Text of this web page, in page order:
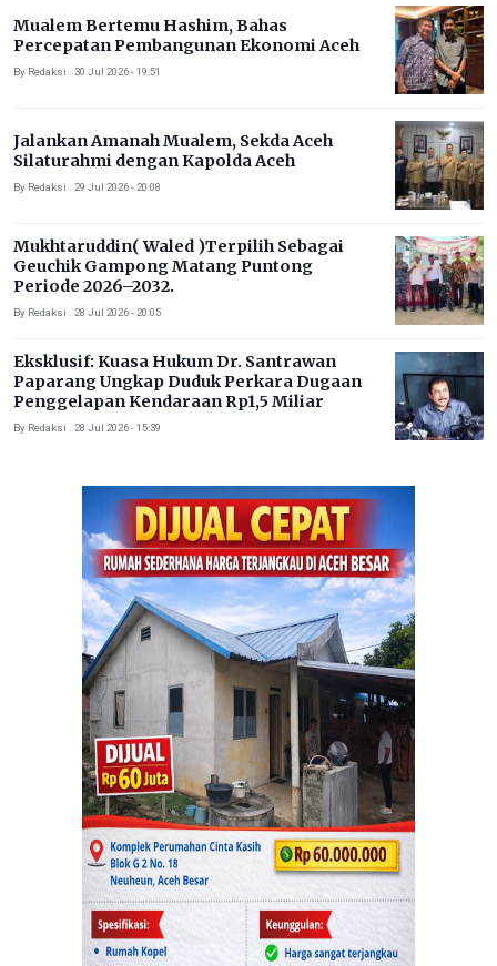
Mualem Bertemu Hashim, Bahas
Percepatan Pembangunan Ekonomi Aceh
By Redaksi . 30 Jul 2026 - 19:51
Jalankan Amanah Mualem, Sekda Aceh
Silaturahmi dengan Kapolda Aceh
By Redaksi . 29 Jul 2026 - 20:08
Mukhtaruddin( Waled )Terpilih Sebagai
Geuchik Gampong Matang Puntong
Periode 2026–2032.
By Redaksi . 28 Jul 2026 - 20:05
Eksklusif: Kuasa Hukum Dr. Santrawan
Paparang Ungkap Duduk Perkara Dugaan
Penggelapan Kendaraan Rp1,5 Miliar
By Redaksi . 28 Jul 2026 - 15:39